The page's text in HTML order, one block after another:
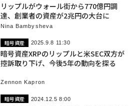
リップルがウォール街から770億円調
達、創業者の資産が2兆円の大台に
Nina Bambysheva
暗号資産 2025.9.8 11:30
暗号資産XRPのリップルと米SEC双方が
控訴取り下げ、今後5年の動向を探る
Zennon Kapron
暗号資産 2024.12.5 8:00